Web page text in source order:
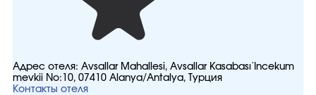
Адрес отеля: Avsallar Mahallesi, Avsallar Kasabası İncekum
mevkii No:10, 07410 Alanya/Antalya, Турция
Контакты отеля